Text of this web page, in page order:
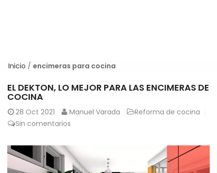
Inicio / encimeras para cocina
EL DEKTON, LO MEJOR PARA LAS ENCIMERAS DE
COCINA
28 Oct 2021 Manuel Varada
Reforma de cocina
Sin comentarios